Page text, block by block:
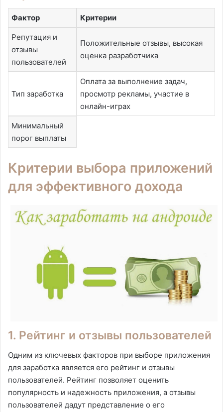
Фактор Критерии
Репутация и
отзывы
пользователей
Положительные отзывы, высокая
оценка разработчика
Тип заработка
Оплата за выполнение задач,
просмотр рекламы, участие в
онлайн-играх
Минимальный
порог выплаты
Критерии выбора приложений
для эффективного дохода
1. Рейтинг и отзывы пользователей
Одним из ключевых факторов при выборе приложения
для заработка является его рейтинг и отзывы
пользователей. Рейтинг позволяет оценить
популярность и надежность приложения, а отзывы
пользователей дадут представление о его